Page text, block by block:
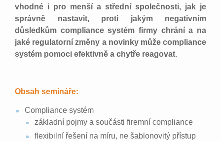
vhodné i pro menší a střední společnosti, jak je
správně nastavit, proti jakým negativním
důsledkům compliance systém firmy chrání a na
jaké regulatorní změny a novinky může compliance
systém pomoci efektivně a chytře reagovat.
Obsah semináře:
Compliance systém
základní pojmy a součásti firemní compliance
flexibilní řešení na míru, ne šablonovitý přístup